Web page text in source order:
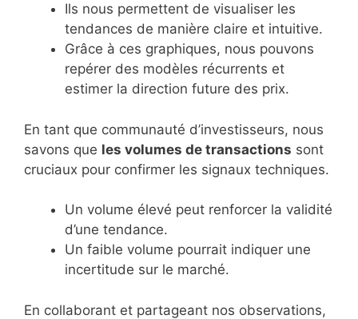
Ils nous permettent de visualiser les
tendances de manière claire et intuitive.
Grâce à ces graphiques, nous pouvons
repérer des modèles récurrents et
estimer la direction future des prix.
En tant que communauté d’investisseurs, nous
savons que les volumes de transactions sont
cruciaux pour confirmer les signaux techniques.
Un volume élevé peut renforcer la validité
d’une tendance.
Un faible volume pourrait indiquer une
incertitude sur le marché.
En collaborant et partageant nos observations,